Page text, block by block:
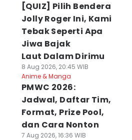
[QUIZ] Pilih Bendera
Jolly Roger Ini, Kami
Tebak Seperti Apa
Jiwa Bajak
Laut Dalam Dirimu
8 Aug 2026, 20:45 WIB
Anime & Manga
PMWC 2026:
Jadwal, Daftar Tim,
Format, Prize Pool,
dan Cara Nonton
7 Aug 2026, 16:36 WIB